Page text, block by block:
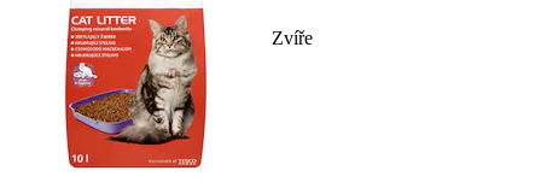
Zvíře